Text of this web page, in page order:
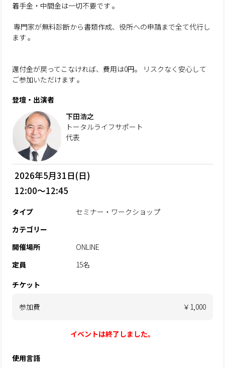
着手金・中間金は一切不要です 。
専門家が無料診断から書類作成、役所への申請まで全て代行し
ます 。
還付金が戻ってこなければ、費用は0円。 リスクなく安心して
ご参加いただけます 。
登壇・出演者
下田浩之
トータルライフサポート
代表
2026年5月31日(日)
12:00～12:45
タイプ
セミナー・ワークショップ
カテゴリー
開催場所
ONLINE
定員
15名
チケット
参加費 ￥1,000
イベントは終了しました。
使用言語